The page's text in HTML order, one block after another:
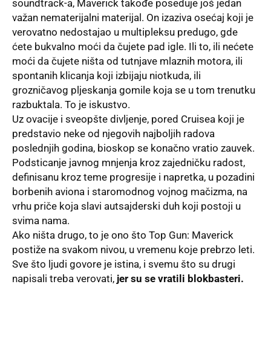
soundtrack-a, Maverick takođe poseduje još jedan
važan nematerijalni materijal. On izaziva osećaj koji je
verovatno nedostajao u multipleksu predugo, gde
ćete bukvalno moći da čujete pad igle. Ili to, ili nećete
moći da čujete ništa od tutnjave mlaznih motora, ili
spontanih klicanja koji izbijaju niotkuda, ili
grozničavog plјeskanja gomile koja se u tom trenutku
razbuktala. To je iskustvo.
Uz ovacije i sveopšte divlјenje, pored Cruisea koji je
predstavio neke od njegovih najbolјih radova
poslednjih godina, bioskop se konačno vratio zauvek.
Podsticanje javnog mnjenja kroz zajedničku radost,
definisanu kroz teme progresije i napretka, u pozadini
borbenih aviona i staromodnog vojnog mačizma, na
vrhu priče koja slavi autsajderski duh koji postoji u
svima nama.
Ako ništa drugo, to je ono što Top Gun: Maverick
postiže na svakom nivou, u vremenu koje prebrzo leti.
Sve što lјudi govore je istina, i svemu što su drugi
napisali treba verovati, jer su se vratili blokbasteri.